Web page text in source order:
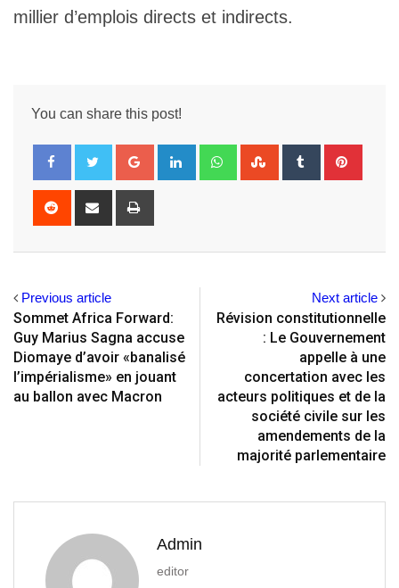
millier d’emplois directs et indirects.
You can share this post!
Google+ LinkedIn WhatsappStumbleUpon
Tumblr
Reddit
Share
Previous article
Sommet Africa Forward:
Guy Marius Sagna accuse
Diomaye d’avoir «banalisé
l’impérialisme» en jouant
au ballon avec Macron
Next article
Révision constitutionnelle
: Le Gouvernement
appelle à une
concertation avec les
acteurs politiques et de la
société civile sur les
amendements de la
majorité parlementaire
Admin
editor